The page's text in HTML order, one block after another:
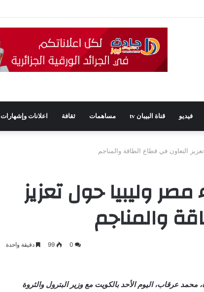
للمجلس الشعبي الولائي بسطيف بالأغلبية
فيديو قناة البيبان tv مساهمات ثقافة اعلانات وإشهارات Pub
التعاون في قطاع الطاقة والمناجم
وليبيا حول تعزيز
والمناجم
0
99 دقيقة واحدة
محمد عرقاب، اليوم الأحد بالكويت مع وزير البترول والثروة